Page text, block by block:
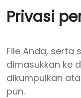
Privasi
File Anda,
dimasukkan ke
dikumpulkan
pun.